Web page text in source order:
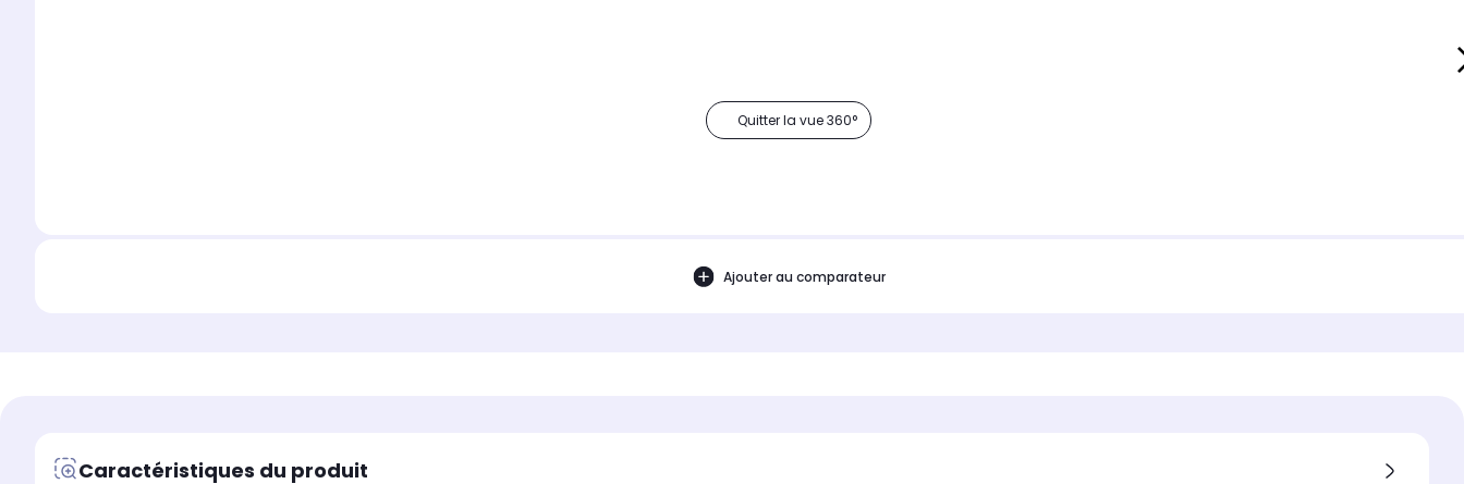
Quitter la vue 360°
Ajouter au comparateur
Caractéristiques du produit